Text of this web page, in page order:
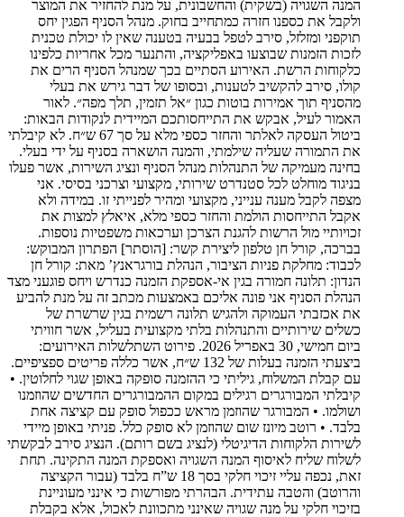
המנה השגויה (בשקית) והחשבונית, על מנת להחזיר את המוצר
ולקבל את כספנו חזרה כמתחייב בחוק. מנהל הסניף הפגין יחס
תוקפני ומזלזל, סירב לטפל בבעיה בטענה שאין לו יכולת טכנית
לזכות הזמנות שבוצעו באפליקציה, והתנער מכל אחריות כלפינו
כלקוחות הרשת. האירוע הסתיים בכך שמנהל הסניף הרים את
קולו, סירב להקשיב לטענות, ובסופו של דבר גירש את בעלי
מהסניף תוך אמירות בוטות כגון ״אל תזמין, תלך מפה״. לאור
האמור לעיל, אבקש את התייחסותכם המיידית לנקודות הבאות:
ביטול העסקה לאלתר והחזר כספי מלא על סך 67 ש״ח. לא קיבלתי
את התמורה שעליה שילמתי, והמנה הושארה בסניף על ידי בעלי.
בחינה מעמיקה של התנהלות מנהל הסניף ונציג השירות, אשר פעלו
בניגוד מוחלט לכל סטנדרט שירותי, מקצועי וצרכני בסיסי. אני
מצפה לקבל מענה ענייני, מקצועי ומהיר לפנייתי זו. במידה ולא
אקבל התייחסות הולמת והחזר כספי מלא, איאלץ למצות את
זכויותיי מול הרשות להגנת הצרכן וערכאות משפטיות נוספות.
בברכה, קורל חן טלפון ליצירת קשר: [הוסתר] הפתרון המבוקש:
לכבוד: מחלקת פניות הציבור, הנהלת בורגראנץ’ מאת: קורל חן
הנדון: תלונה חמורה בגין אי-אספקת הזמנה כנדרש ויחס פוגעני מצד
הנהלת הסניף אני פונה אליכם באמצעות מכתב זה על מנת להביע
את אכזבתי העמוקה ולהגיש תלונה רשמית בגין שרשרת של
כשלים שירותיים והתנהלות בלתי מקצועית בעליל, אשר חוויתי
ביום חמישי, 30 באפריל 2026. פירוט השתלשלות האירועים:
ביצעתי הזמנה בעלות של 132 ש״ח, אשר כללה פריטים ספציפיים.
עם קבלת המשלוח, גיליתי כי ההזמנה סופקה באופן שגוי לחלוטין. •
קיבלתי המבורגרים רגילים במקום ההמבורגרים החדשים שהוזמנו
ושולמו. • המבורגר שהוזמן מראש ככפול סופק עם קציצה אחת
בלבד. • רוטב מיונז שום שהוזמן לא סופק כלל. פניתי באופן מיידי
לשירות הלקוחות הדיגיטלי (לנציג בשם רותם). הנציג סירב לבקשתי
לשלוח שליח לאיסוף המנה השגויה ואספקת המנה התקינה. תחת
זאת, נכפה עליי זיכוי חלקי בסך 18 ש”ח בלבד (עבור הקציצה
והרוטב) והטבה עתידית. הבהרתי מפורשות כי אינני מעוניינת
בזיכוי חלקי על מנה שגויה שאינני מתכוונת לאכול, אלא בקבלת